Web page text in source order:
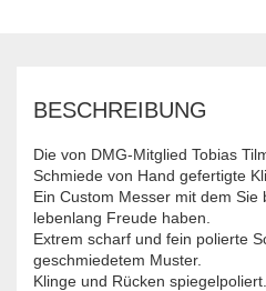
BESCHREIBUNG
Die von DMG-Mitglied Tobias
Schmiede von Hand gefertigte
Ein Custom Messer mit dem Sie
lebenlang Freude haben.
Extrem scharf und fein polierte
geschmiedetem Muster.
Klinge und Rücken spiegelpoliert.